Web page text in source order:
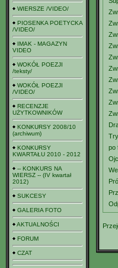
WIERSZE /VIDEO/
PIOSENKA POETYCKA
/VIDEO/
IMAK - MAGAZYN
VIDEO
WOKÓŁ POEZJI
/teksty/
WOKÓŁ POEZJI
/VIDEO/
RECENZJE
UŻYTKOWNIKÓW
KONKURSY 2008/10
(archiwum)
KONKURSY
KWARTAŁU 2010 - 2012
-- KONKURS NA
WIERSZ -- (IV kwartał
2012)
SUKCESY
GALERIA FOTO
AKTUALNOŚCI
FORUM
CZAT
po